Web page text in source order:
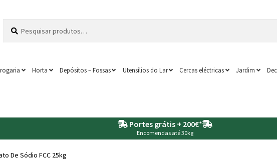
por:
Horta Depósitos – Fossas Utensílios do Lar Cercas eléctricas Jardim
Portes grátis + 200€*
Encomendas até 30kg
De Sódio FCC 25kg